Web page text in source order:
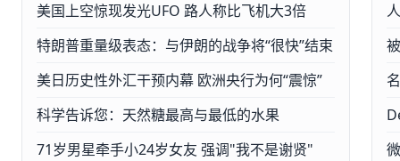
美国上空惊现发光UFO 路人称比飞机大3倍
特朗普重量级表态：与伊朗的战争将“很快”结束
美日历史性外汇干预内幕 欧洲央行为何“震惊”
科学告诉您：天然糖最高与最低的水果
71岁男星牵手小24岁女友 强调"我不是谢贤"